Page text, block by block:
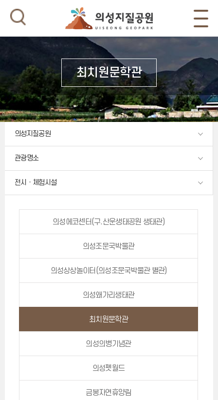
최치원문학관
의성지질공원
관광명소
전시ㆍ체험시설
의성에코센터(구.산운생태공원 생태관)
의성조문국박물관
의성상상놀이터(의성조문국박물관 별관)
의성왜가리생태관
최치원문학관
의성의병기념관
의성펫월드
금봉자연휴양림